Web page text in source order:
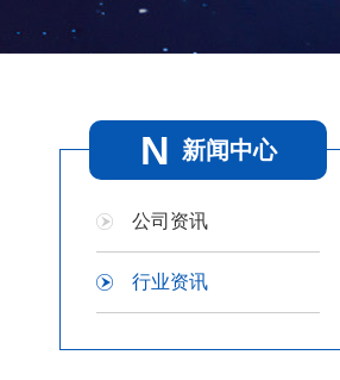
N 新闻中心
公司资讯
行业资讯